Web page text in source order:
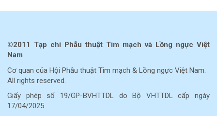
©2011 Tạp chí Phẫu thuật Tim mạch và Lồng ngực Việt
Nam
Cơ quan của Hội Phẫu thuật Tim mạch & Lồng ngực Việt Nam.
All rights reserved.
Giấy phép số 19/GP-BVHTTDL do Bộ VHTTDL cấp ngày
17/04/2025.